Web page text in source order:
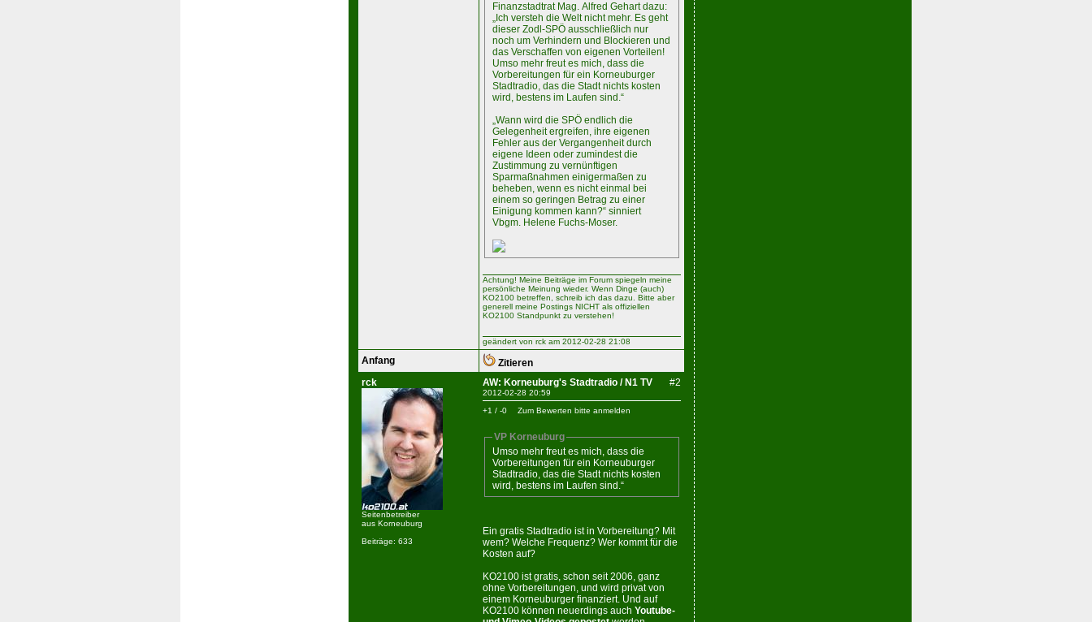
Finanzstadtrat Mag. Alfred Gehart dazu:
„Ich versteh die Welt nicht mehr. Es geht
dieser Zodl-SPÖ ausschließlich nur
noch um Verhindern und Blockieren und
das Verschaffen von eigenen Vorteilen!
Umso mehr freut es mich, dass die
Vorbereitungen für ein Korneuburger
Stadtradio, das die Stadt nichts kosten
wird, bestens im Laufen sind.“
„Wann wird die SPÖ endlich die
Gelegenheit ergreifen, ihre eigenen
Fehler aus der Vergangenheit durch
eigene Ideen oder zumindest die
Zustimmung zu vernünftigen
Sparmaßnahmen einigermaßen zu
beheben, wenn es nicht einmal bei
einem so geringen Betrag zu einer
Einigung kommen kann?“ sinniert
Vbgm. Helene Fuchs-Moser.
Achtung! Meine Beiträge im Forum spiegeln meine
persönliche Meinung wieder. Wenn Dinge (auch)
KO2100 betreffen, schreib ich das dazu. Bitte aber
generell meine Postings NICHT als offiziellen
KO2100 Standpunkt zu verstehen!
geändert von rck am 2012-02-28 21:08
Anfang
Zitieren
rck
Seitenbetreiber
aus Korneuburg
Beiträge: 633
#2
AW: Korneuburg's Stadtradio / N1 TV
2012-02-28 20:59
+1 / -0
Zum Bewerten bitte anmelden
VP Korneuburg
Umso mehr freut es mich, dass die
Vorbereitungen für ein Korneuburger
Stadtradio, das die Stadt nichts kosten
wird, bestens im Laufen sind.“
Ein gratis Stadtradio ist in Vorbereitung? Mit
wem? Welche Frequenz? Wer kommt für die
Kosten auf?
KO2100 ist gratis, schon seit 2006, ganz
ohne Vorbereitungen, und wird privat von
einem Korneuburger finanziert. Und auf
KO2100 können neuerdings auch Youtube-